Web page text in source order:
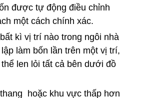
được tự động điều chỉnh
một cách chính xác.
kì vị trí nào trong ngôi nhà
làm bốn lần trên một vị trí,
len lỏi tất cả bên dưới đồ
hoặc khu vực thấp hơn